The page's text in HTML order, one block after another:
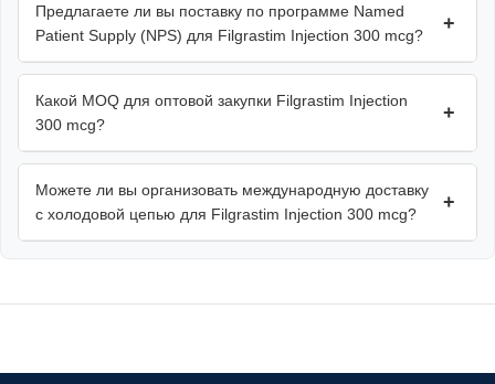
Предлагаете ли вы поставку по программе Named
Patient Supply (NPS) для Filgrastim Injection 300 mcg?
+
Какой MOQ для оптовой закупки Filgrastim Injection
300 mcg?
+
Можете ли вы организовать международную доставку
с холодовой цепью для Filgrastim Injection 300 mcg?
+